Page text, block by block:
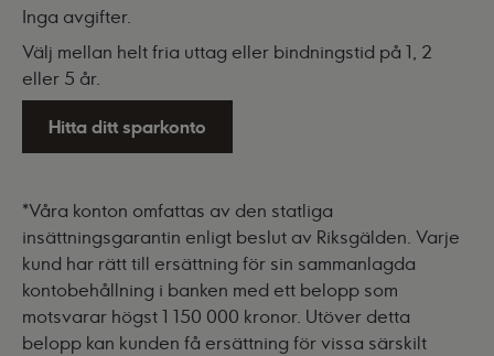
Inga avgifter.
Välj mellan helt fria uttag eller bindningstid på 1, 2
eller 5 år.
Hitta ditt sparkonto
*Våra konton omfattas av den statliga
insättningsgarantin enligt beslut av Riksgälden. Varje
kund har rätt till ersättning för sin sammanlagda
kontobehållning i banken med ett belopp som
motsvarar högst 1 150 000 kronor. Utöver detta
belopp kan kunden få ersättning för vissa särskilt